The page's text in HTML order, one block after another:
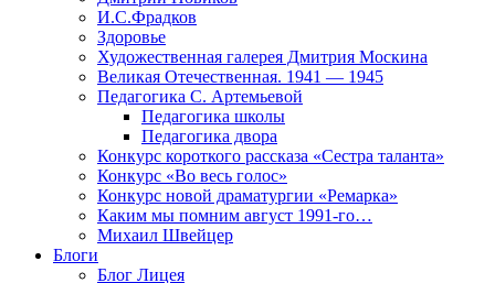
И.С.Фрадков
Здоровье
Художественная галерея Дмитрия Москина
Великая Отечественная. 1941 — 1945
Педагогика С. Артемьевой
Педагогика школы
Педагогика двора
Конкурс короткого рассказа «Сестра таланта»
Конкурс «Во весь голос»
Конкурс новой драматургии «Ремарка»
Каким мы помним август 1991-го…
Михаил Швейцер
Блоги
Блог Лицея